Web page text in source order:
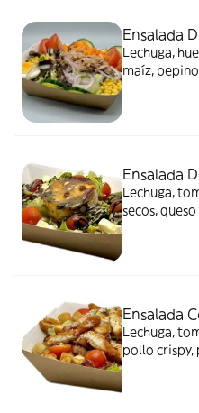
Ensalada
Lechuga,
maíz,
Ensalada
Lechuga,
secos,
Ensalada
Lechuga,
pollo crispy,